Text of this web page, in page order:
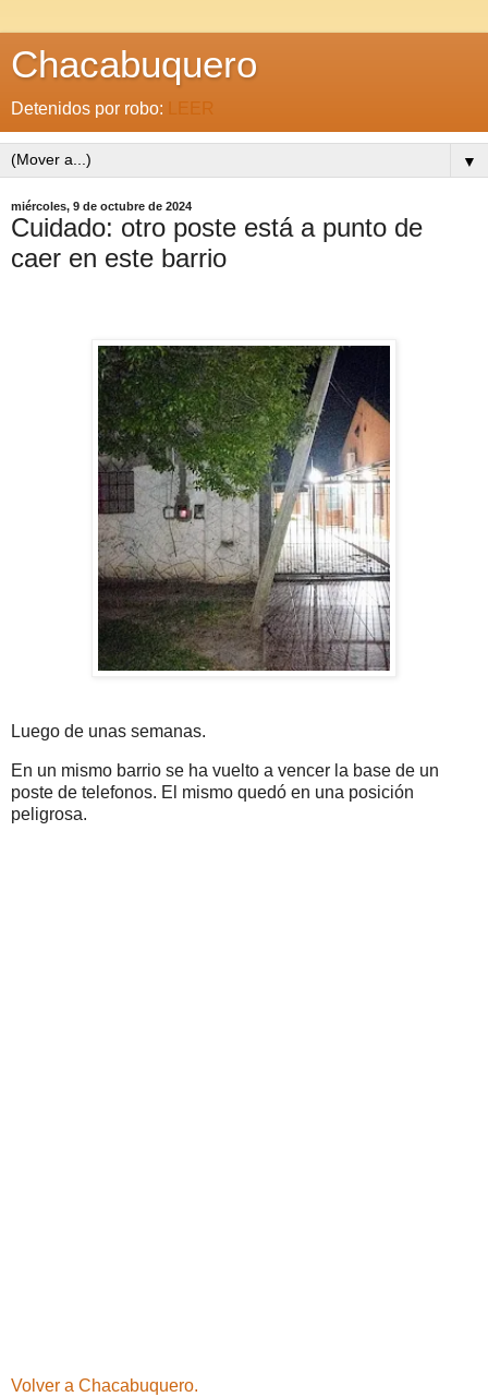
Chacabuquero
Detenidos por robo: LEER
▼
miércoles, 9 de octubre de 2024
Cuidado: otro poste está a punto de
caer en este barrio
Luego de unas semanas.
En un mismo barrio se ha vuelto a vencer la base de un
poste de telefonos. El mismo quedó en una posición
peligrosa.
Volver a Chacabuquero.